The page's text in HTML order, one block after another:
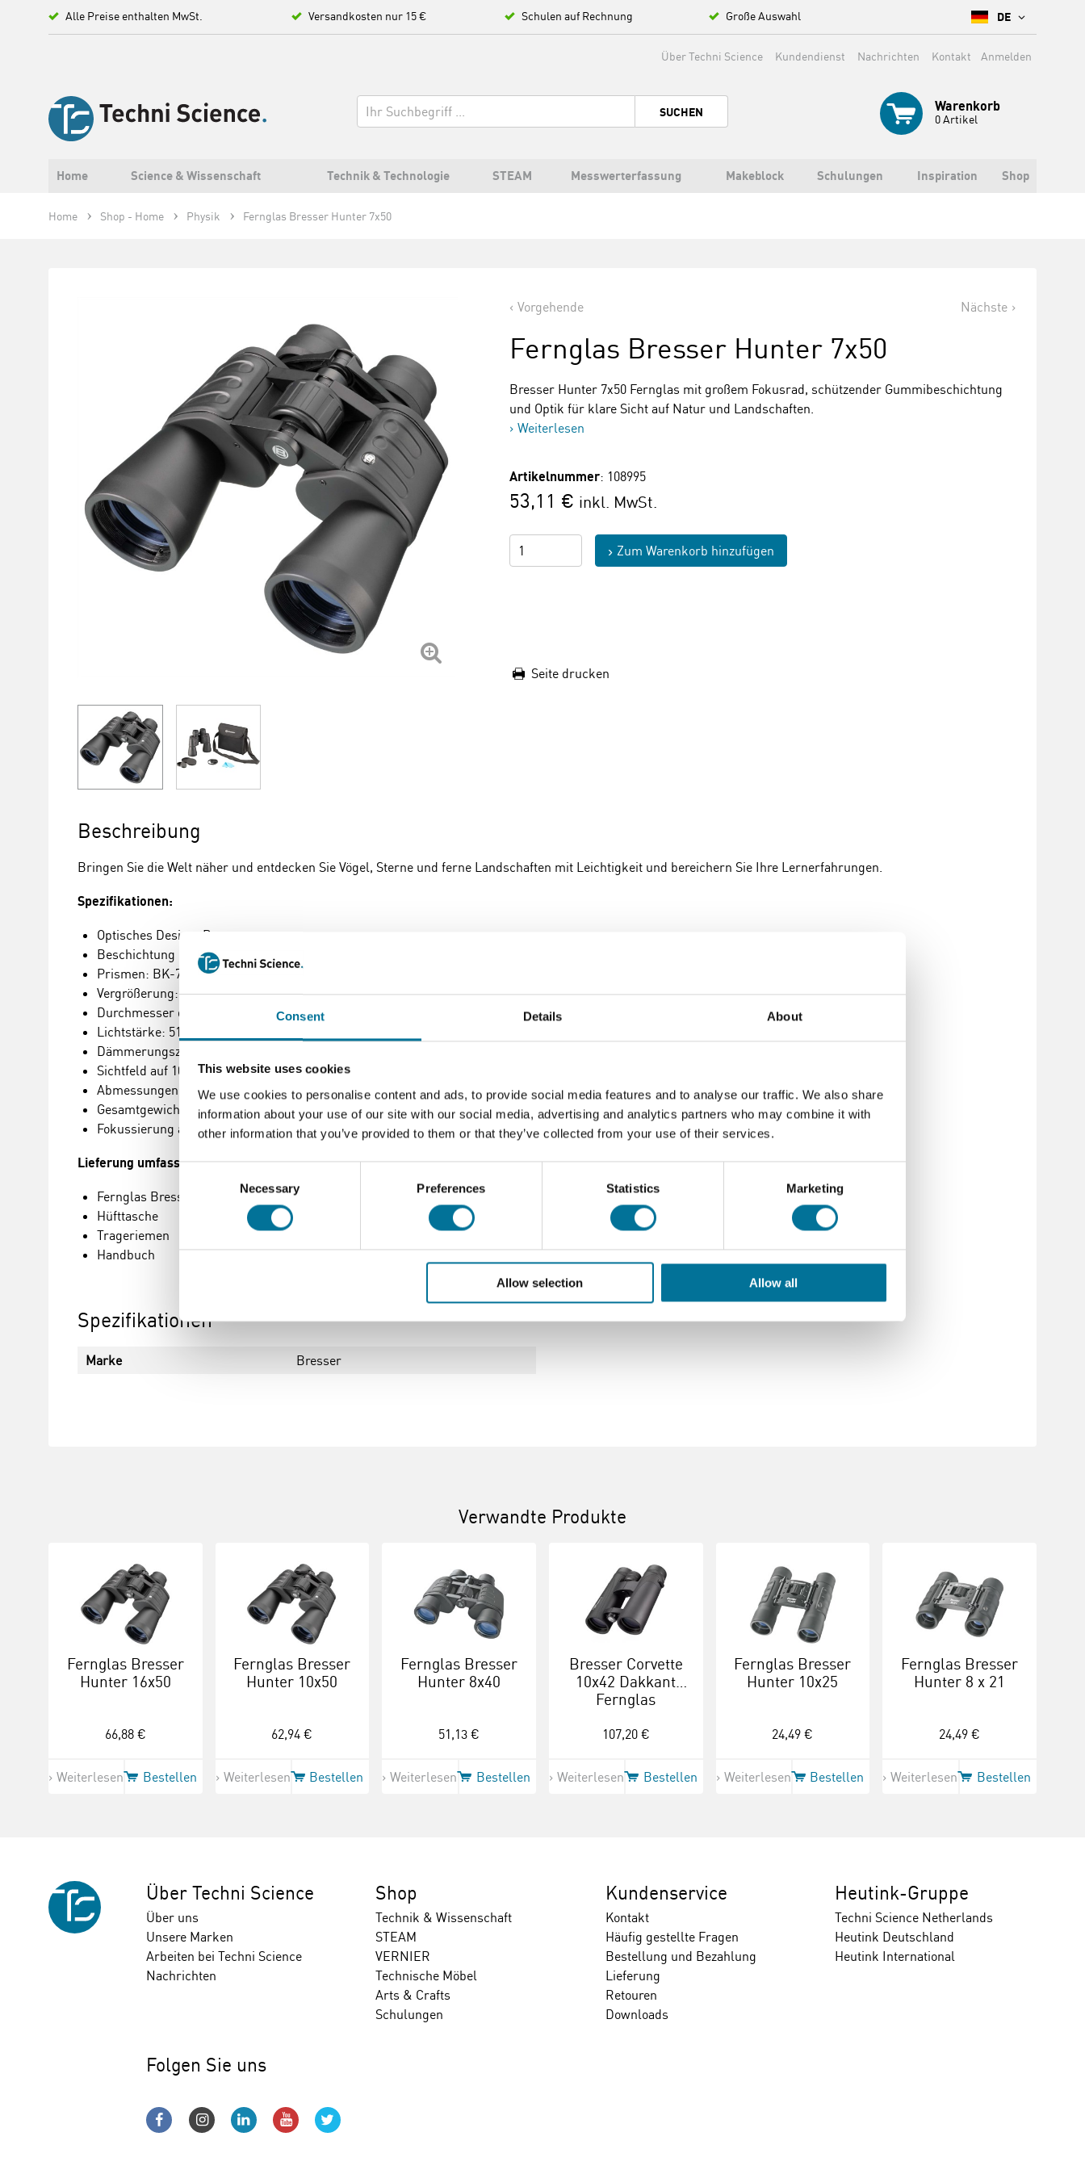
Consent Details About
This website uses cookies
We use cookies to personalise content and ads, to provide social media features and to analyse our traffic. We also share
information about your use of our site with our social media, advertising and analytics partners who may combine it with
other information that you’ve provided to them or that they’ve collected from your use of their services.
Consent
Necessary Preferences Statistics Marketing
Allow selection Allow all
Alle Preise enthalten MwSt. Versandkosten nur 15 € Schulen auf Rechnung Große Auswahl DE
Anmelden
Über Techni Science Kundendienst Nachrichten Kontakt
Warenkorb
0Artikel
SUCHEN
Home Science & Wissenschaft Technik & Technologie STEAM Messwerterfassung Makeblock Schulungen Inspiration Shop
Home Shop - Home Physik Fernglas Bresser Hunter 7x50
Vorgehende Nächste
Fernglas Bresser Hunter 7x50
Bresser Hunter 7x50 Fernglas mit großem Fokusrad, schützender Gummibeschichtung
und Optik für klare Sicht auf Natur und Landschaften.
Weiterlesen
Artikelnummer: 108995
53,11 € inkl. MwSt.
Zum Warenkorb hinzufügen
Seite drucken
Beschreibung
Bringen Sie die Welt näher und entdecken Sie Vögel, Sterne und ferne Landschaften mit Leichtigkeit und bereichern Sie Ihre Lernerfahrungen.
Spezifikationen:
Optisches Design: Porro
Beschichtung der Optik: Vollvergütet, blau
Prismen: BK-7
Vergrößerung: 7x
Durchmesser der Objektivlinse: 25 mm
Lichtstärke: 51.02
Dämmerungszahl: 18,71
Sichtfeld auf 1000 Meter: 122 m
Abmessungen: 192x60x165 mm
Gesamtgewicht (ohne Verpackung): 740 Gramm
Fokussierung aus: 5 Meter
Lieferung umfasst:
Fernglas Bresser Hunter 7x50
Hüfttasche
Trageriemen
Handbuch
Spezifikationen
Marke Bresser
Verwandte Produkte
Fernglas Bresser
Hunter 16x50
66,88 €
Weiterlesen Bestellen
Fernglas Bresser
Hunter 10x50
62,94 €
Weiterlesen Bestellen
Fernglas Bresser
Hunter 8x40
51,13 €
Weiterlesen Bestellen
Bresser Corvette
10x42 Dakkant
Fernglas
107,20 €
Weiterlesen Bestellen
Fernglas Bresser
Hunter 10x25
24,49 €
Weiterlesen Bestellen
Fernglas Bresser
Hunter 8 x 21
24,49 €
Weiterlesen Bestellen
Über Techni Science
Über uns
Unsere Marken
Arbeiten bei Techni Science
Nachrichten
Shop
Technik & Wissenschaft
STEAM
VERNIER
Technische Möbel
Arts & Crafts
Schulungen
Kundenservice
Kontakt
Häufig gestellte Fragen
Bestellung und Bezahlung
Lieferung
Retouren
Downloads
Heutink-Gruppe
Techni Science Netherlands
Heutink Deutschland
Heutink International
Folgen Sie uns